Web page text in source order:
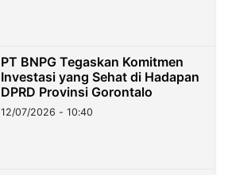
PT BNPG Tegaskan Komitmen
Investasi yang Sehat di Hadapan
DPRD Provinsi Gorontalo
12/07/2026 - 10:40